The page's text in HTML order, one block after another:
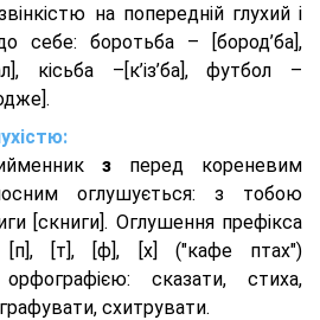
на попередній глухий і
себе: боротьба – [бород’ба],
кісьба –[к’із’ба], футбол –
з перед кореневим
оглушується: з тобою
[скниги]. Оглушення префікса
[т], [ф], [х] ("кафе птах")
орфографією: сказати, стиха,
схитрувати.